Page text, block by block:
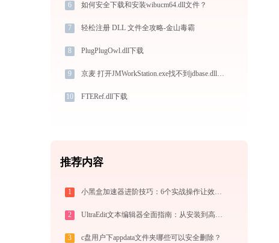
6 如何安全下载和安装wibucm64.dll文件？
7 轻松注册 DLL 文件全攻略-金山毒霸
8 PlugPlugOwl.dll下载
9 京麦 打开JMWorkStation.exe找不到jdbase.dll怎么办
10 FTERef.dll下载
推荐内容
1 小黑盒加速器进阶技巧：6个实战操作让效率翻倍
2 UltraEdit文本编辑器全面指南：从安装到高级技巧一篇就够（附快捷键大全）
3 c盘用户下appdata文件夹哪些可以安全删除？